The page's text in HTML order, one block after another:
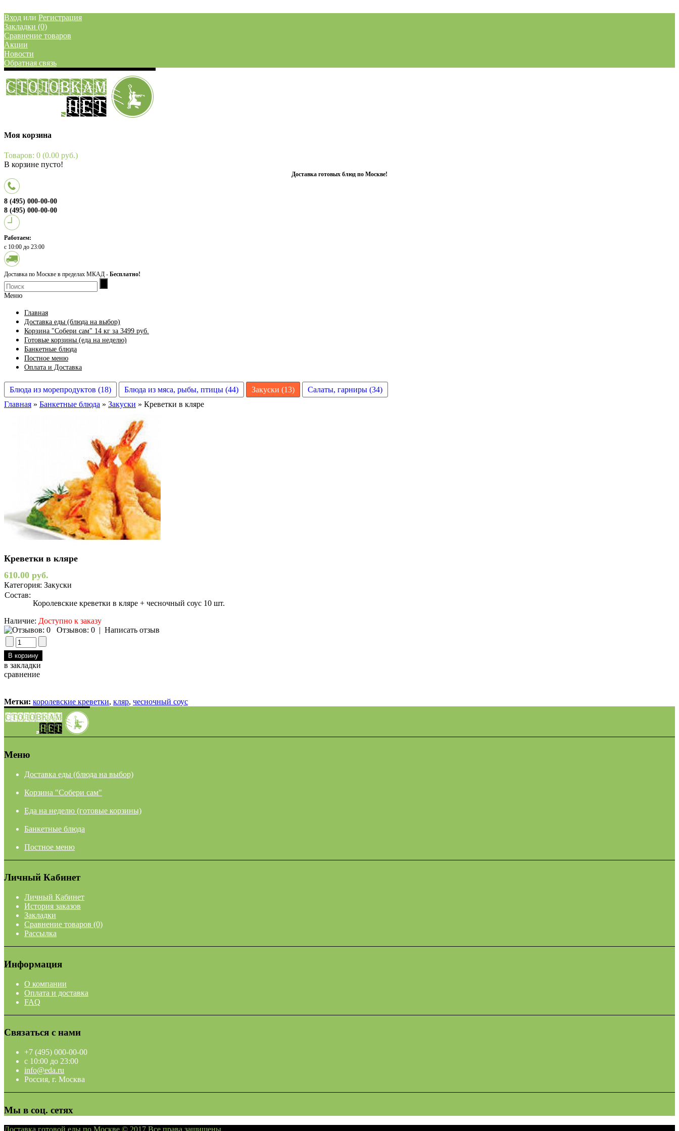
Вход или Регистрация
Закладки (0)
Сравнение товаров
Акции
Новости
Обратная связь
Моя корзина
Товаров: 0 (0.00 руб.)
В корзине пусто!
Доставка готовых блюд по Москве!
8 (495) 000-00-00
8 (495) 000-00-00
Работаем:
с 10:00 до 23:00
Доставка по Москве в пределах МКАД - Бесплатно!
Меню
Главная
Доставка еды (блюда на выбор)
Корзина "Собери сам" 14 кг за 3499 руб.
Готовые корзины (еда на неделю)
Банкетные блюда
Постное меню
Оплата и Доставка
Блюда из морепродуктов (18) Блюда из мяса, рыбы, птицы (44) Закуски (13)
Салаты, гарниры (34)
Главная » Банкетные блюда » Закуски » Креветки в кляре
Креветки в кляре
610.00 руб.
Категория: Закуски
Состав:
Королевские креветки в кляре + чесночный соус 10 шт.
Наличие: Доступно к заказу
Отзывов: 0 | Написать отзыв
в закладки
сравнение
Метки: королевские креветки, кляр, чесночный соус
Меню
Доставка еды (блюда на выбор)
Корзина "Собери сам"
Еда на неделю (готовые корзины)
Банкетные блюда
Постное меню
Личный Кабинет
Личный Кабинет
История заказов
Закладки
Сравнение товаров (0)
Рассылка
Информация
О компании
Оплата и доставка
FAQ
Связаться с нами
+7 (495) 000-00-00
c 10:00 до 23:00
info@eda.ru
Россия, г. Москва
Мы в соц. сетях